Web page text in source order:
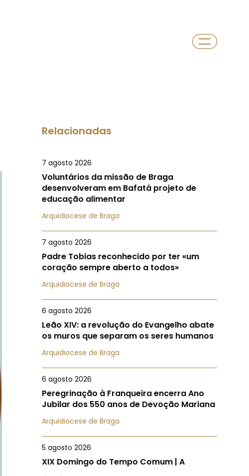
Relacionadas
7 agosto 2026
Voluntários da missão de Braga
desenvolveram em Bafatá projeto de
educação alimentar
Arquidiocese de Braga
7 agosto 2026
Padre Tobias reconhecido por ter «um
coração sempre aberto a todos»
Arquidiocese de Braga
6 agosto 2026
Leão XIV: a revolução do Evangelho abate
os muros que separam os seres humanos
Arquidiocese de Braga
6 agosto 2026
Peregrinação à Franqueira encerra Ano
Jubilar dos 550 anos de Devoção Mariana
Arquidiocese de Braga
5 agosto 2026
XIX Domingo do Tempo Comum | A